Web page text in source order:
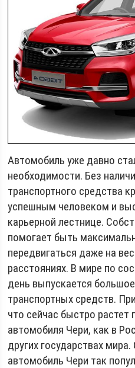
Автомобиль уже давно
необходимости. Без
транспортного средства
успешным человеком и
карьерной лестнице.
помогает быть
передвигаться даже на
расстояниях. В мире по
день выпускается
транспортных средств.
что сейчас быстро растет
автомобиля Чери, как в
других государствах
автомобиль Чери так